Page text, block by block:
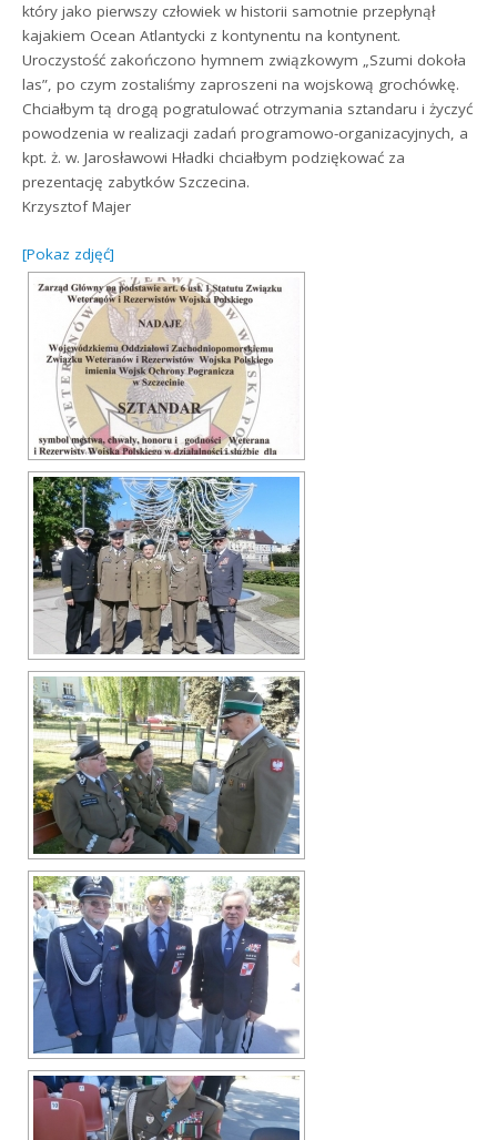
który jako pierwszy człowiek w historii samotnie przepłynął
kajakiem Ocean Atlantycki z kontynentu na kontynent.
Uroczystość zakończono hymnem związkowym „Szumi dokoła
las”, po czym zostaliśmy zaproszeni na wojskową grochówkę.
Chciałbym tą drogą pogratulować otrzymania sztandaru i życzyć
powodzenia w realizacji zadań programowo-organizacyjnych, a
kpt. ż. w. Jarosławowi Hładki chciałbym podziękować za
prezentację zabytków Szczecina.
Krzysztof Majer
[Pokaz zdjęć]